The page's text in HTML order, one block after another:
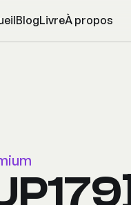
BlogLivreÀ propos